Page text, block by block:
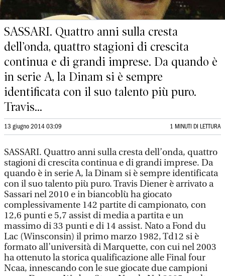
SASSARI. Quattro anni sulla cresta
dell’onda, quattro stagioni di crescita
continua e di grandi imprese. Da quando è
in serie A, la Dinam si è sempre
identificata con il suo talento più puro.
Travis...
13 giugno 2014 03:09 1 MINUTI DI LETTURA
SASSARI. Quattro anni sulla cresta dell’onda, quattro
stagioni di crescita continua e di grandi imprese. Da
quando è in serie A, la Dinam si è sempre identificata
con il suo talento più puro. Travis Diener è arrivato a
Sassari nel 2010 e in biancoblù ha giocato
complessivamente 142 partite di campionato, con
12,6 punti e 5,7 assist di media a partita e un
massimo di 33 punti e di 14 assist. Nato a Fond du
Lac (Winsconsin) il primo marzo 1982, Td12 si è
formato all’università di Marquette, con cui nel 2003
ha ottenuto la storica qualificazione alle Final four
Ncaa, innescando con le sue giocate due campioni